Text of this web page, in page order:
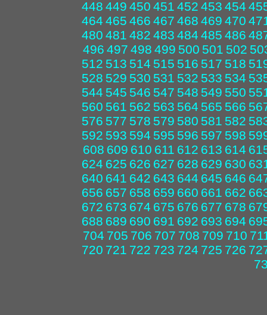
448 449 450 451 452 453 454
464 465 466 467 468 469 470
480 481 482 483 484 485 486
496 497 498 499 500 501 502
512 513 514 515 516 517 518
528 529 530 531 532 533 534
544 545 546 547 548 549 550
560 561 562 563 564 565 566
576 577 578 579 580 581 582
592 593 594 595 596 597 598
608 609 610 611 612 613 614
624 625 626 627 628 629 630
640 641 642 643 644 645 646
656 657 658 659 660 661 662
672 673 674 675 676 677 678
688 689 690 691 692 693 694
704 705 706 707 708 709 710
720 721 722 723 724 725 726